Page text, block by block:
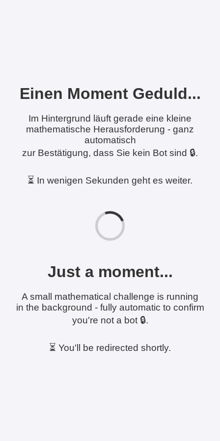
Einen Moment Geduld...
Im Hintergrund läuft gerade eine kleine
mathematische Herausforderung - ganz
automatisch
zur Bestätigung, dass Sie kein Bot sind 🔒.
⏳ In wenigen Sekunden geht es weiter.
Just a moment...
A small mathematical challenge is running
in the background - fully automatic to confirm
you're not a bot 🔒.
⏳ You'll be redirected shortly.